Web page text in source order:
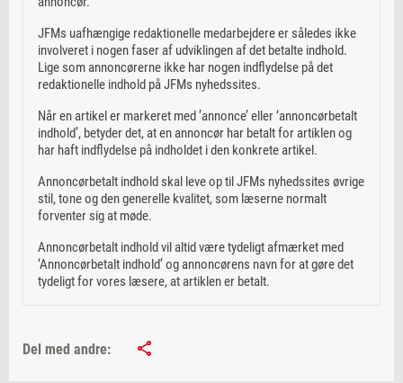
JFMs uafhængige redaktionelle medarbejdere er således ikke
involveret i nogen faser af udviklingen af det betalte indhold.
Lige som annoncørerne ikke har nogen indflydelse på det
redaktionelle indhold på JFMs nyhedssites.
Når en artikel er markeret med ’annonce’ eller ‘annoncørbetalt
indhold’, betyder det, at en annoncør har betalt for artiklen og
har haft indflydelse på indholdet i den konkrete artikel.
Annoncørbetalt indhold skal leve op til JFMs nyhedssites øvrige
stil, tone og den generelle kvalitet, som læserne normalt
forventer sig at møde.
Annoncørbetalt indhold vil altid være tydeligt afmærket med
‘Annoncørbetalt indhold’ og annoncørens navn for at gøre det
tydeligt for vores læsere, at artiklen er betalt.
Del med andre: